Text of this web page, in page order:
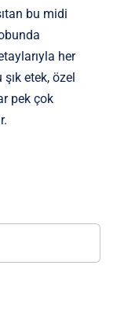
bu midi
her
etek, özel
pek çok